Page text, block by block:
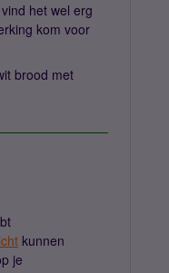
het wel erg
kom voor
brood met
kunnen
je